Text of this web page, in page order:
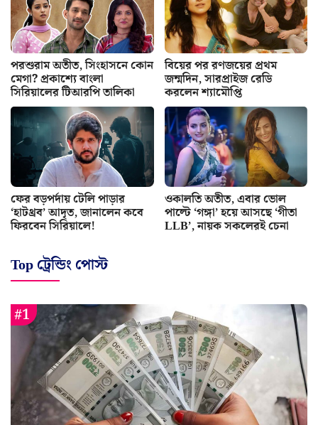
পরশুরাম অতীত, সিংহাসনে কোন
মেগা? প্রকাশ্যে বাংলা
সিরিয়ালের টিআরপি তালিকা
বিয়ের পর রণজয়ের প্রথম
জন্মদিন, সারপ্রাইজ রেডি
করলেন শ্যামৌপ্তি
ফের বড়পর্দায় টেলি পাড়ার
‘হাটথ্রব’ আদৃত, জানালেন কবে
ফিরবেন সিরিয়ালে!
ওকালতি অতীত, এবার ভোল
পাল্টে ‘গঙ্গা’ হয়ে আসছে ‘গীতা
LLB’, নায়ক সকলেরই চেনা
Top ট্রেন্ডিং পোস্ট